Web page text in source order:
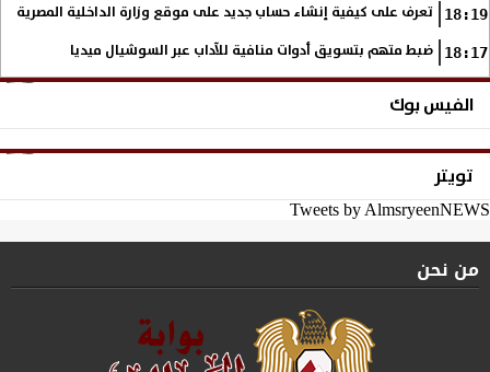
18:19 تعرف على كيفية إنشاء حساب جديد على موقع وزارة الداخلية المصرية
18:17 ضبط متهم بتسويق أدوات منافية للآداب عبر السوشيال ميديا
الفيس بوك
تويتر
Tweets by AlmsryeenNEWS
من نحن